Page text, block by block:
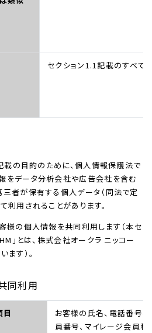
・パーティー
わせ
セクション1.1記載のすべて
載の目的のために、個人情報保護法で
をデータ分析会社や広告会社を含む
者が保有する個人データ（同法で定
利用されることがあります。
様の個人情報を共同利用します（本セ
」とは、株式会社オークラ ニッコー
ます）。
同利用
目
お客様の氏名、電話番号、
員番号、マイレージ会員種